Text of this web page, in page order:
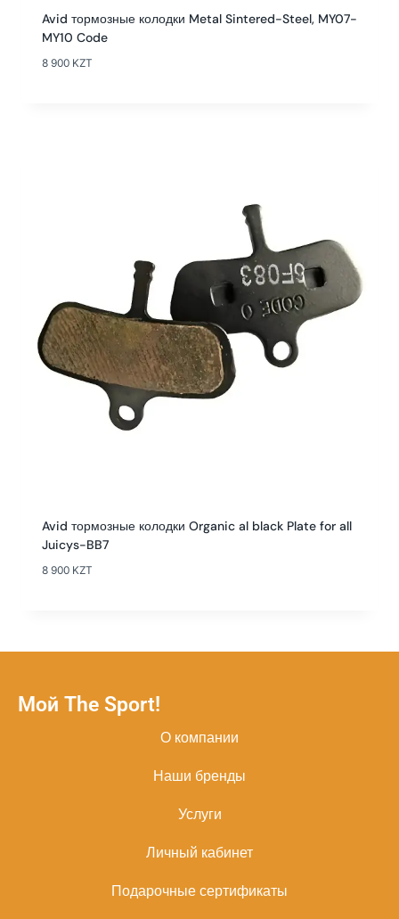
Avid тормозные колодки Metal Sintered-Steel, MY07-
MY10 Code
8 900 KZT
Avid тормозные колодки Organic al black Plate for all
Juicys-BB7
8 900 KZT
Мой The Sport!
О компании
Наши бренды
Услуги
Личный кабинет
Подарочные сертификаты